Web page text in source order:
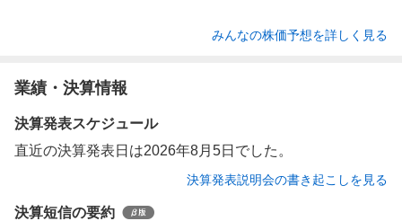
みんなの株価予想を詳しく見る
業績・決算情報
決算発表スケジュール
直近の決算発表日は2026年8月5日でした。
決算発表説明会の書き起こしを見る
決算短信の要約